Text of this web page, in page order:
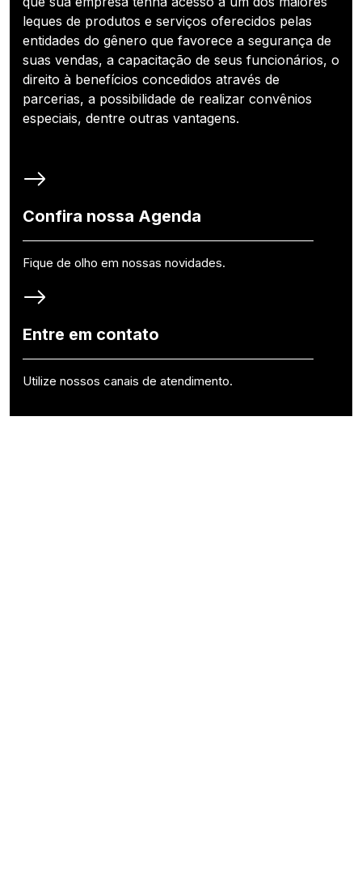
leques de produtos e serviços oferecidos pelas
entidades do gênero que favorece a segurança de
suas vendas, a capacitação de seus funcionários, o
direito à benefícios concedidos através de
parcerias, a possibilidade de realizar convênios
especiais, dentre outras vantagens.
Confira nossa Agenda
Fique de olho em nossas novidades.
Entre em contato
Utilize nossos canais de atendimento.